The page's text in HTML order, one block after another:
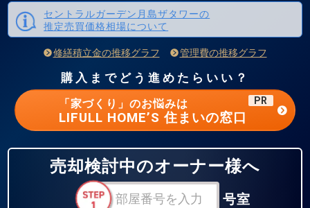
セントラルガーデン月島ザタワーの
推定売買価格相場について
修繕積立金の推移グラフ 管理費の推移グラフ
購入までどう進めたらいい？
PR
「家づくり」のお悩みは
LIFULL HOME’S 住まいの窓口
売却検討中のオーナー様へ
号室